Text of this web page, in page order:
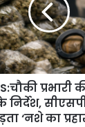
निर्देश,
‘नशे का